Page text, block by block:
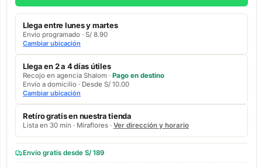
Llega entre lunes y martes
Envío programado · S/ 8.90
Cambiar ubicación
Llega en 2 a 4 días útiles
Recojo en agencia Shalom · Pago en destino
Envío a domicilio · Desde S/ 10.00
Cambiar ubicación
Retíro gratis en nuestra tienda
Lista en 30 min · Miraflores · Ver dirección y horario
Envío gratis desde S/ 189